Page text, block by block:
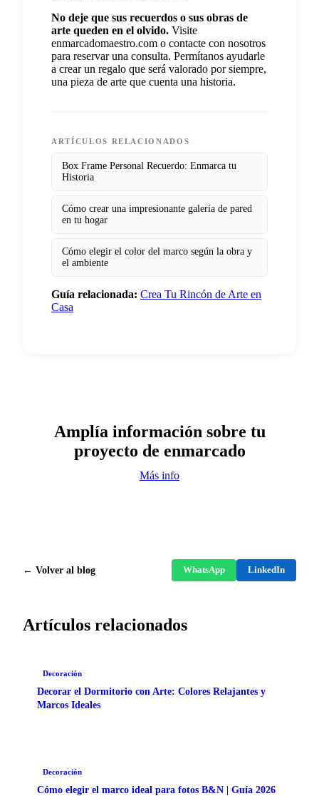
No deje que sus recuerdos o sus obras de
arte queden en el olvido. Visite
enmarcadomaestro.com o contacte con nosotros
para reservar una consulta. Permítanos ayudarle
a crear un regalo que será valorado por siempre,
una pieza de arte que cuenta una historia.
ARTÍCULOS RELACIONADOS
Box Frame Personal Recuerdo: Enmarca tu
Historia
Cómo crear una impresionante galería de pared
en tu hogar
Cómo elegir el color del marco según la obra y
el ambiente
Guía relacionada: Crea Tu Rincón de Arte en
Casa
Amplía información sobre tu
proyecto de enmarcado
Más info
← Volver al blog WhatsApp LinkedIn
Artículos relacionados
Decoración
Decorar el Dormitorio con Arte: Colores Relajantes y
Marcos Ideales
Decoración
Cómo elegir el marco ideal para fotos B&N | Guía 2026